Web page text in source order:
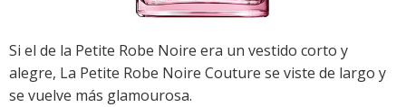
Si el de la Petite Robe Noire era un vestido corto y
alegre, La Petite Robe Noire Couture se viste de largo y
se vuelve más glamourosa.